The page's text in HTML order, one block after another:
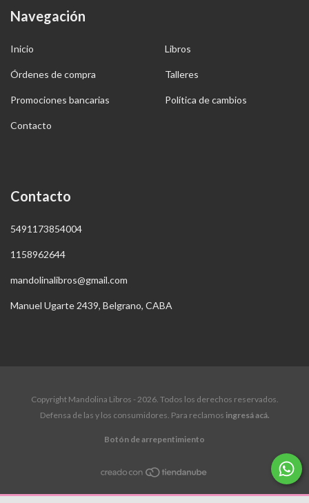
Navegación
Inicio Libros
Órdenes de compra Talleres
Promociones bancarias Política de cambios
Contacto
Contacto
5491173854004
1158962644
mandolinalibros@gmail.com
Manuel Ugarte 2439, Belgrano, CABA
Copyright Mandolina Libros - 2026. Todos los derechos reservados.
Defensa de las y los consumidores. Para reclamos ingresá acá.
Botón de arrepentimiento